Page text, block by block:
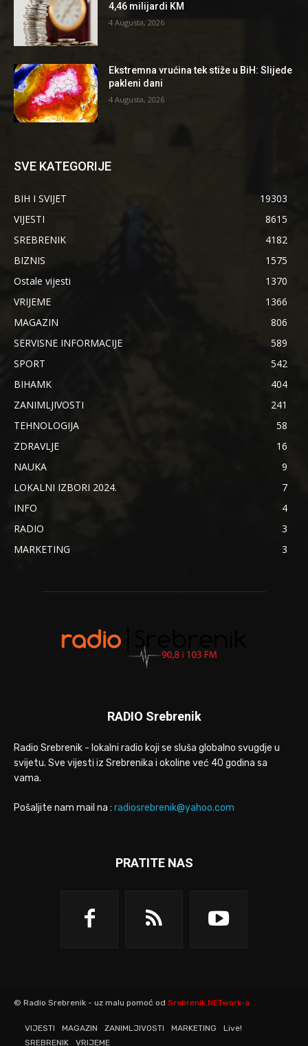
4,46 milijardi KM
4 Augusta, 2026
Ekstremna vrućina tek stiže u BiH: Slijede
pakleni dani
4 Augusta, 2026
SVE KATEGORIJE
BIH I SVIJET
19303
VIJESTI
8615
SREBRENIK
4182
BIZNIS
1575
Ostale vijesti
1370
VRIJEME
1366
MAGAZIN
806
SERVISNE INFORMACIJE
589
SPORT
542
BIHAMK
404
ZANIMLJIVOSTI
241
TEHNOLOGIJA
58
ZDRAVLJE
16
NAUKA
9
LOKALNI IZBORI 2024.
7
INFO
4
RADIO
3
MARKETING
3
RADIO Srebrenik
Radio Srebrenik - lokalni radio koji se sluša globalno svugdje u
svijetu. Sve vijesti iz Srebrenika i okoline već 40 godina sa
vama.
Pošaljite nam mail na : radiosrebrenik@yahoo.com
PRATITE NAS
© Radio Srebrenik - uz malu pomoć od Srebrenik.NETwork-a
VIJESTI MAGAZIN ZANIMLJIVOSTI MARKETING
Live!
SREBRENIK
VRIJEME